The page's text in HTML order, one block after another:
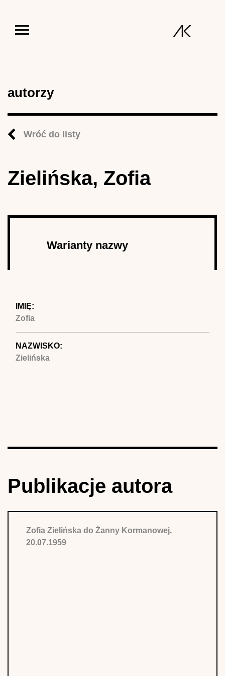
autorzy
Wróć do listy
Zielińska, Zofia
Warianty nazwy
IMIĘ:
Zofia
NAZWISKO:
Zielińska
Publikacje autora
Zofia Zielińska do Żanny Kormanowej,
20.07.1959